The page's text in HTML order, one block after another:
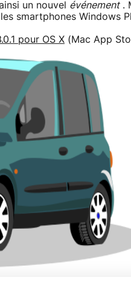
un nouvel événement.
smartphones Windows
pour OS X (Mac App